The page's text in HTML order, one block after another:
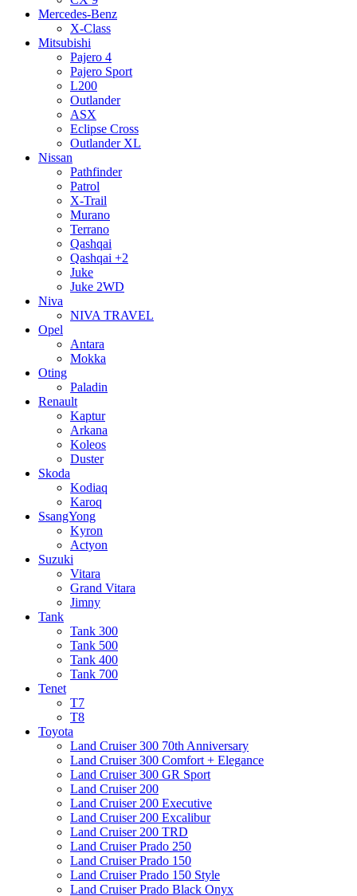
Mercedes-Benz
X-Class
Mitsubishi
Pajero 4
Pajero Sport
L200
Outlander
ASX
Eclipse Cross
Outlander XL
Nissan
Pathfinder
Patrol
X-Trail
Murano
Terrano
Qashqai
Qashqai +2
Juke
Juke 2WD
Niva
NIVA TRAVEL
Opel
Antara
Mokka
Oting
Paladin
Renault
Kaptur
Arkana
Koleos
Duster
Skoda
Kodiaq
Karoq
SsangYong
Kyron
Actyon
Suzuki
Vitara
Grand Vitara
Jimny
Tank
Tank 300
Tank 500
Tank 400
Tank 700
Tenet
T7
T8
Toyota
Land Cruiser 300 70th Anniversary
Land Cruiser 300 Comfort + Elegance
Land Cruiser 300 GR Sport
Land Cruiser 200
Land Cruiser 200 Executive
Land Cruiser 200 Excalibur
Land Cruiser 200 TRD
Land Cruiser Prado 250
Land Cruiser Prado 150
Land Cruiser Prado 150 Style
Land Cruiser Prado Black Onyx